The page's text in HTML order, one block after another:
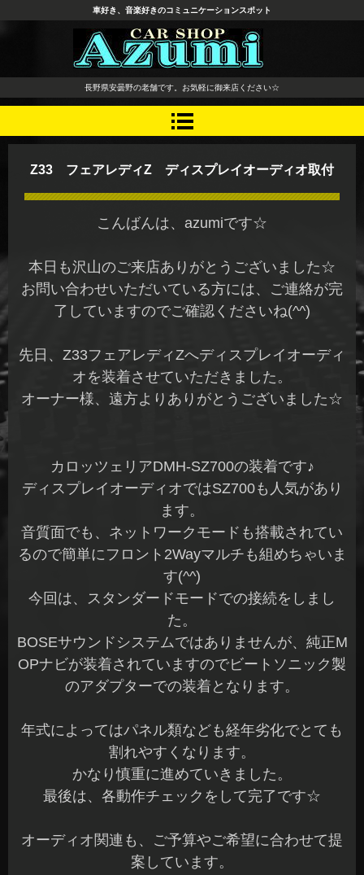
長野県 安曇野市 タイヤ ホ
イール デッドニング カーオ
ーディオ レカロシート
車好き、音楽好きのコミュニケーションスポット
長野県安曇野の老舗です。お気軽に御来店ください☆
Z33 フェアレディZ ディスプレイオーディオ取付
こんばんは、azumiです☆
本日も沢山のご来店ありがとうございました☆
お問い合わせいただいている方には、ご連絡が完
了していますのでご確認くださいね(^^)
先日、Z33フェアレディZへディスプレイオーディ
オを装着させていただきました。
オーナー様、遠方よりありがとうございました☆
カロッツェリアDMH-SZ700の装着です♪
ディスプレイオーディオではSZ700も人気があり
ます。
音質面でも、ネットワークモードも搭載されてい
るので簡単にフロント2Wayマルチも組めちゃいま
す(^^)
今回は、スタンダードモードでの接続をしまし
た。
BOSEサウンドシステムではありませんが、純正M
OPナビが装着されていますのでビートソニック製
のアダプターでの装着となります。
年式によってはパネル類なども経年劣化でとても
割れやすくなります。
かなり慎重に進めていきました。
最後は、各動作チェックをして完了です☆
オーディオ関連も、ご予算やご希望に合わせて提
案しています。